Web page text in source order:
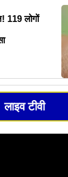
119 लोगों
लाइव टीवी